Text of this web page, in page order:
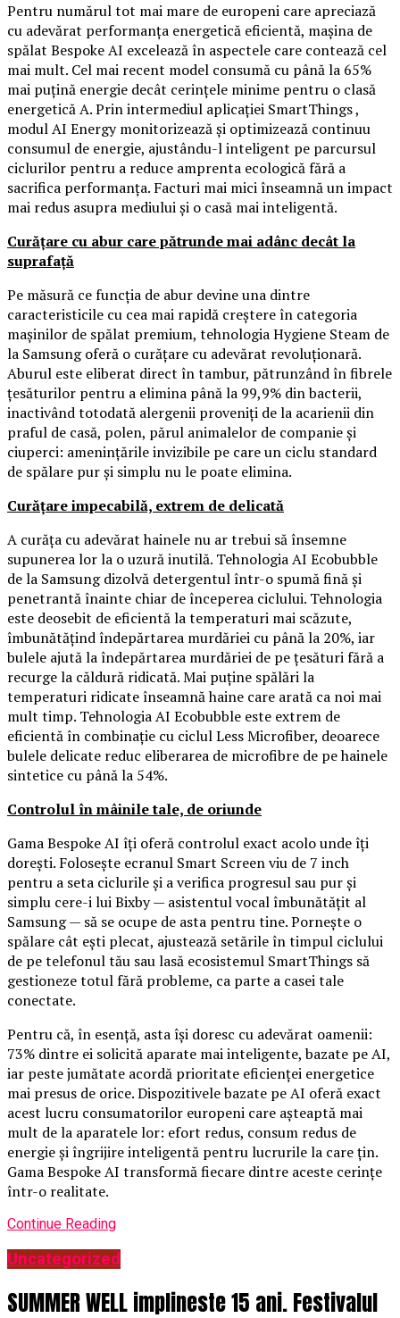
Pentru numărul tot mai mare de europeni care apreciază
cu adevărat performanța energetică eficientă, mașina de
spălat Bespoke AI excelează în aspectele care contează cel
mai mult. Cel mai recent model consumă cu până la 65%
mai puțină energie decât cerințele minime pentru o clasă
energetică A. Prin intermediul aplicației SmartThings ,
modul AI Energy monitorizează și optimizează continuu
consumul de energie, ajustându-l inteligent pe parcursul
ciclurilor pentru a reduce amprenta ecologică fără a
sacrifica performanța. Facturi mai mici înseamnă un impact
mai redus asupra mediului și o casă mai inteligentă.
Curățare cu abur care pătrunde mai adânc decât la
suprafață
Pe măsură ce funcția de abur devine una dintre
caracteristicile cu cea mai rapidă creștere în categoria
mașinilor de spălat premium, tehnologia Hygiene Steam de
la Samsung oferă o curățare cu adevărat revoluționară.
Aburul este eliberat direct în tambur, pătrunzând în fibrele
țesăturilor pentru a elimina până la 99,9% din bacterii,
inactivând totodată alergenii proveniți de la acarienii din
praful de casă, polen, părul animalelor de companie și
ciuperci: amenințările invizibile pe care un ciclu standard
de spălare pur și simplu nu le poate elimina.
Curățare impecabilă, extrem de delicată
A curăța cu adevărat hainele nu ar trebui să însemne
supunerea lor la o uzură inutilă. Tehnologia AI Ecobubble
de la Samsung dizolvă detergentul într-o spumă fină și
penetrantă înainte chiar de începerea ciclului. Tehnologia
este deosebit de eficientă la temperaturi mai scăzute,
îmbunătățind îndepărtarea murdăriei cu până la 20%, iar
bulele ajută la îndepărtarea murdăriei de pe țesături fără a
recurge la căldură ridicată. Mai puține spălări la
temperaturi ridicate înseamnă haine care arată ca noi mai
mult timp. Tehnologia AI Ecobubble este extrem de
eficientă în combinație cu ciclul Less Microfiber, deoarece
bulele delicate reduc eliberarea de microfibre de pe hainele
sintetice cu până la 54%.
Controlul în mâinile tale, de oriunde
Gama Bespoke AI îți oferă controlul exact acolo unde îți
dorești. Folosește ecranul Smart Screen viu de 7 inch
pentru a seta ciclurile și a verifica progresul sau pur și
simplu cere-i lui Bixby — asistentul vocal îmbunătățit al
Samsung — să se ocupe de asta pentru tine. Pornește o
spălare cât ești plecat, ajustează setările în timpul ciclului
de pe telefonul tău sau lasă ecosistemul SmartThings să
gestioneze totul fără probleme, ca parte a casei tale
conectate.
Pentru că, în esență, asta își doresc cu adevărat oamenii:
73% dintre ei solicită aparate mai inteligente, bazate pe AI,
iar peste jumătate acordă prioritate eficienței energetice
mai presus de orice. Dispozitivele bazate pe AI oferă exact
acest lucru consumatorilor europeni care așteaptă mai
mult de la aparatele lor: efort redus, consum redus de
energie și îngrijire inteligentă pentru lucrurile la care țin.
Gama Bespoke AI transformă fiecare dintre aceste cerințe
într-o realitate.
Continue Reading
Uncategorized
SUMMER WELL implineste 15 ani. Festivalul